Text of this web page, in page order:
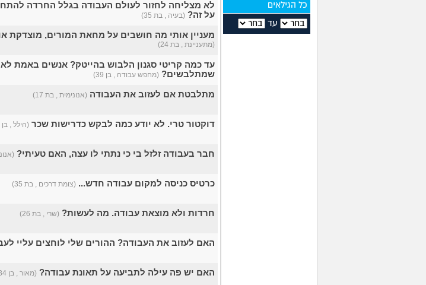
כל הגילאים
עד
לא מצליחה לחזור לעולם העבודה בגלל החרדה
על זה? (בעיה , בת 35)
מעניין אותי מה חושבים על מחאת המורים, מוצדקת
(מתעניינת , בת 24)
עד כמה קריטי סגנון הלבוש בהייטק? אנשים באמת
שמתלבשים? (מחפש עבודה , בן 39)
מתלבטת אם לעזוב את העבודה (אנונימית , בת 17)
דוקטור טרי. לא יודע כמה לבקש כדרישות שכר (הילל , בן 35)
חבר בעבודה זלזל בי כי נתתי לו עצה, האם טעיתי?
כרטיס כניסה למקום עבודה חדש... (צומת דרכים , בת 35)
חרדות ולא מוצאת עבודה. מה לעשות? (שרי , בת 26)
האם לעזוב את העבודה? ההורים שלי לוחצים עליי
האם יש פה עילה לתביעה על תאונת עבודה? (מאור , בן 34)